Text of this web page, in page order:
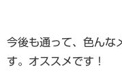
今後も通って、色んな
す。オススメです！